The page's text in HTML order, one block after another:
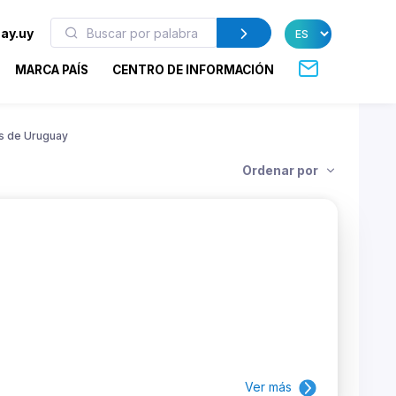
MARCA PAÍS CENTRO DE INFORMACIÓN
de Uruguay
Ordenar por
Ver más